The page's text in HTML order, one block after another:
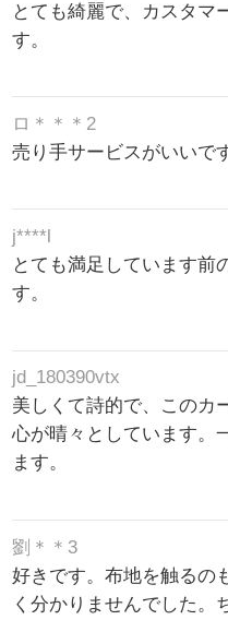
とても綺麗で、カスタマ
す。
ロ＊＊＊2
売り手サービスがいいで
j****l
とても満足しています前
す。
jd_180390vtx
美しくて詩的で、このカ
心が晴々としています。
ます。
劉＊＊3
好きです。布地を触るの
く分かりませんでした。